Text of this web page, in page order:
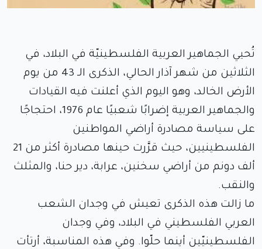
تُحيي الجماهير العربية الفلسطينيّة في البلاد، في
الثلاثين من شهر آذار الحالي، الذكرى الـ 43 من يوم
الأرض الخالد، وهو اليوم الذي أعلنت فيه القيادات
والجماهير العربية إضرابًا شعبيًا عام 1976، احتجاجًا
على سياسة مصادرة أراضي المواطنين
الفلسطينيين، حيث قرَّرت حينها مصادرة أكثر من 21
ألف دونم من أراضي سخنين، عرابة، دير حنا، والمثلث
والنقب.
ما زالت هذه الذكرى تعيش في وجدان الشعب
العربي الفلسطيني في البلاد، وفي وجدان
الفلسطينيّين أينما حلّوا. وفي هذه المناسبة، أرتأت